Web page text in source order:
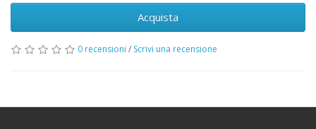
Acquista
0 recensioni / Scrivi una recensione